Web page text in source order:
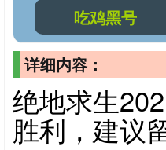
吃鸡黑号
详细内容：
绝地求生
胜利，建议